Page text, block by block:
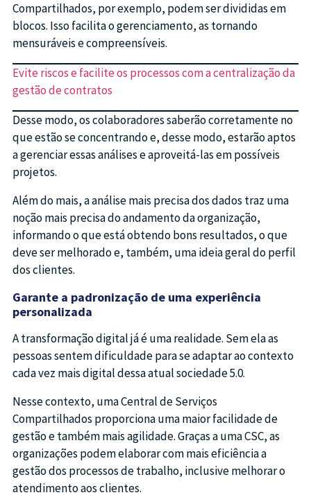
Compartilhados, por exemplo, podem ser divididas em
blocos. Isso facilita o gerenciamento, as tornando
mensuráveis e compreensíveis.
Evite riscos e facilite os processos com a centralização da
gestão de contratos
Desse modo, os colaboradores saberão corretamente no
que estão se concentrando e, desse modo, estarão aptos
a gerenciar essas análises e aproveitá-las em possíveis
projetos.
Além do mais, a análise mais precisa dos dados traz uma
noção mais precisa do andamento da organização,
informando o que está obtendo bons resultados, o que
deve ser melhorado e, também, uma ideia geral do perfil
dos clientes.
Garante a padronização de uma experiência
personalizada
A transformação digital já é uma realidade. Sem ela as
pessoas sentem dificuldade para se adaptar ao contexto
cada vez mais digital dessa atual sociedade 5.0.
Nesse contexto, uma Central de Serviços
Compartilhados proporciona uma maior facilidade de
gestão e também mais agilidade. Graças a uma CSC, as
organizações podem elaborar com mais eficiência a
gestão dos processos de trabalho, inclusive melhorar o
atendimento aos clientes.